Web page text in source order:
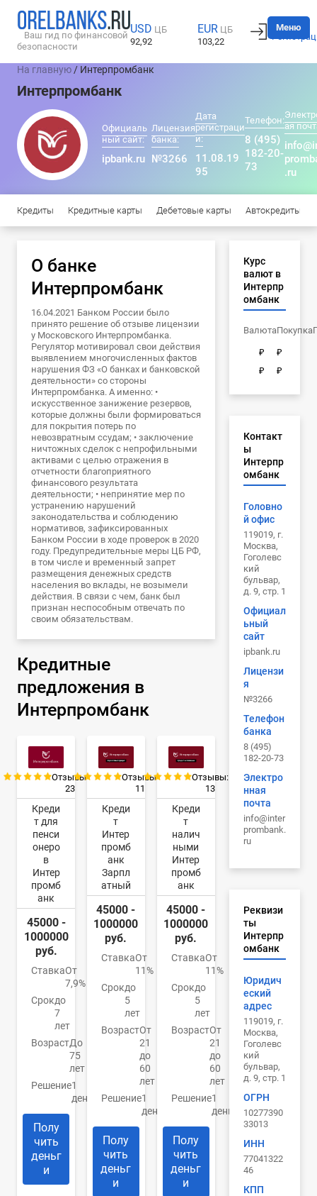
Ваш гид по финансовой
безопасности
USD ЦБ
92,92
EUR ЦБ
103,22
Вход
Меню
На главную / Интерпромбанк
Интерпромбанк
Официаль
ный сайт:
ipbank.ru
Лицензия
банка:
№3266
Дата
регистраци
и:
11.08.19
95
Телефон:
8 (495)
182-20-
73
ая
.ru
Кредиты Кредитные карты Дебетовые карты Автокредиты
О банке
Интерпромбанк
16.04.2021 Банком России было
принято решение об отзыве лицензии
у Московского Интерпромбанка.
Регулятор мотивировал свои действия
выявлением многочисленных фактов
нарушения ФЗ «О банках и банковской
деятельности» со стороны
Интерпромбанка. А именно: •
искусственное занижение резервов,
которые должны были формироваться
для покрытия потерь по
невозвратным ссудам; • заключение
ничтожных сделок с непрофильными
активами с целью отражения в
отчетности благоприятного
финансового результата
деятельности; • непринятие мер по
устранению нарушений
законодательства и соблюдению
нормативов, зафиксированных
Банком России в ходе проверок в 2020
году. Предупредительные меры ЦБ РФ,
в том числе и временный запрет
размещения денежных средств
населения во вклады, не возымели
действия. В связи с чем, банк был
признан неспособным отвечать по
своим обязательствам.
Кредитные
предложения в
Интерпромбанк
Отзывы:
23
Креди
т для
пенси
онеро
в
Интер
промб
анк
45000 -
1000000
руб.
СтавкаОт
7,9%
Срокдо
7
лет
ВозрастДо
75
лет
Решение1
день
Полу
чить
деньг
и
Отзывы:
11
Креди
т
Интер
промб
анк
Зарпл
атный
45000 -
1000000
руб.
СтавкаОт
11%
Срокдо
5
лет
ВозрастОт
21
до
60
лет
Решение1
день
Полу
чить
деньг
и
Отзывы:
13
Креди
т
налич
ными
Интер
промб
анк
45000 -
1000000
руб.
СтавкаОт
11%
Срокдо
5
лет
ВозрастОт
21
до
60
лет
Решение1
день
Полу
чить
деньг
и
Курс
валют в
Интерпр
омбанк
ВалютаПокупка
₽
₽
₽
₽
Контакт
ы
Интерпр
омбанк
Головно
й офис
119019, г.
Москва,
Гоголевс
кий
бульвар,
д. 9, стр. 1
Официал
ьный
сайт
ipbank.ru
Лицензи
я
№3266
Телефон
банка
8 (495)
182-20-73
Электро
нная
почта
info@inter
prombank.
ru
Реквизи
ты
Интерпр
омбанк
Юридич
еский
адрес
119019, г.
Москва,
Гоголевс
кий
бульвар,
д. 9, стр. 1
ОГРН
10277390
33013
ИНН
77041322
46
КПП